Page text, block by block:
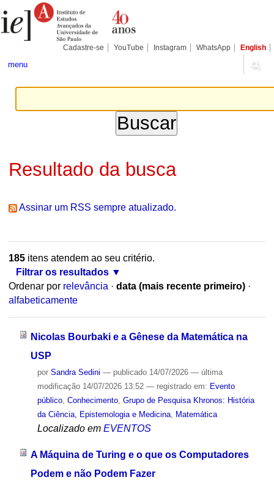
para
conteúdo.
Pessoais
Cadastre-se YouTube Instagram WhatsApp English
menu
Resultado da busca
Assinar um RSS sempre atualizado.
185itens atendem ao seu critério.
Filtrar os resultados
Ordenar por relevância · data (mais recente primeiro) ·
alfabeticamente
Nicolas Bourbaki e a Gênese da Matemática na
USP
por Sandra Sedini — publicado14/07/2026 — última
modificação14/07/2026 13:52 — registrado em: Evento
público, Conhecimento, Grupo de Pesquisa Khronos: História
da Ciência, Epistemologia e Medicina, Matemática
Localizado em EVENTOS
A Máquina de Turing e o que os Computadores
Podem e não Podem Fazer